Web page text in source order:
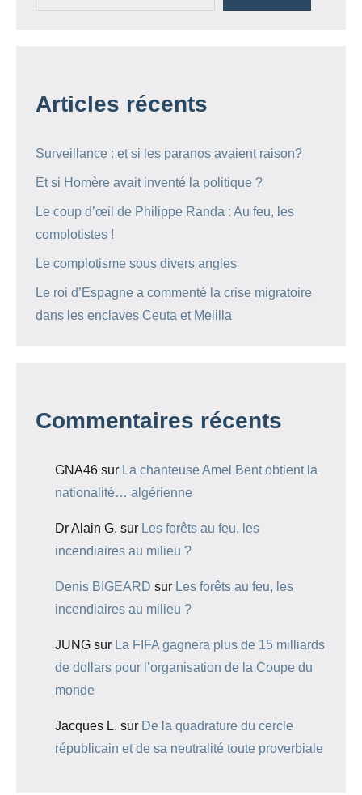
Articles récents
Surveillance : et si les paranos avaient raison?
Et si Homère avait inventé la politique ?
Le coup d’œil de Philippe Randa : Au feu, les
complotistes !
Le complotisme sous divers angles
Le roi d’Espagne a commenté la crise migratoire
dans les enclaves Ceuta et Melilla
Commentaires récents
GNA46 sur La chanteuse Amel Bent obtient la
nationalité… algérienne
Dr Alain G. sur Les forêts au feu, les
incendiaires au milieu ?
Denis BIGEARD sur Les forêts au feu, les
incendiaires au milieu ?
JUNG sur La FIFA gagnera plus de 15 milliards
de dollars pour l’organisation de la Coupe du
monde
Jacques L. sur De la quadrature du cercle
républicain et de sa neutralité toute proverbiale